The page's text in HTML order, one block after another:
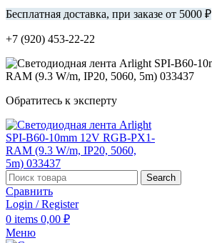
Бесплатная доставка, при заказе от 5000 ₽
+7 (920) 453-22-22
Обратитесь к эксперту
Search
Сравнить
Login / Register
0 items 0,00 ₽
Меню